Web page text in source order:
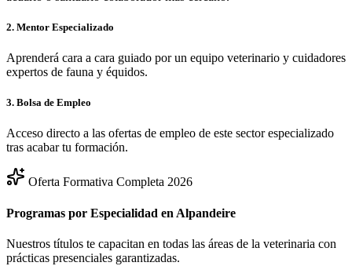
2. Mentor Especializado
Aprenderá cara a cara guiado por un equipo veterinario y cuidadores
expertos de fauna y équidos.
3. Bolsa de Empleo
Acceso directo a las ofertas de empleo de este sector especializado
tras acabar tu formación.
Oferta Formativa Completa 2026
Programas por Especialidad en Alpandeire
Nuestros títulos te capacitan en todas las áreas de la veterinaria con
prácticas presenciales garantizadas.